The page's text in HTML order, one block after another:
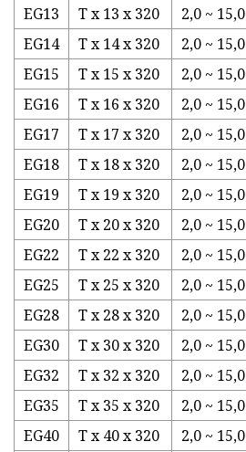
EG13
T x 13 x 320 2,0 ~ 15,0
EG14
T x 14 x 320 2,0 ~ 15,0
EG15
T x 15 x 320 2,0 ~ 15,0
EG16
T x 16 x 320 2,0 ~ 15,0
EG17
T x 17 x 320 2,0 ~ 15,0
EG18
T x 18 x 320 2,0 ~ 15,0
EG19
T x 19 x 320 2,0 ~ 15,0
EG20
T x 20 x 320 2,0 ~ 15,0
EG22
T x 22 x 320 2,0 ~ 15,0
EG25
T x 25 x 320 2,0 ~ 15,0
EG28
T x 28 x 320 2,0 ~ 15,0
EG30
T x 30 x 320 2,0 ~ 15,0
EG32
T x 32 x 320 2,0 ~ 15,0
EG35
T x 35 x 320 2,0 ~ 15,0
EG40
T x 40 x 320 2,0 ~ 15,0